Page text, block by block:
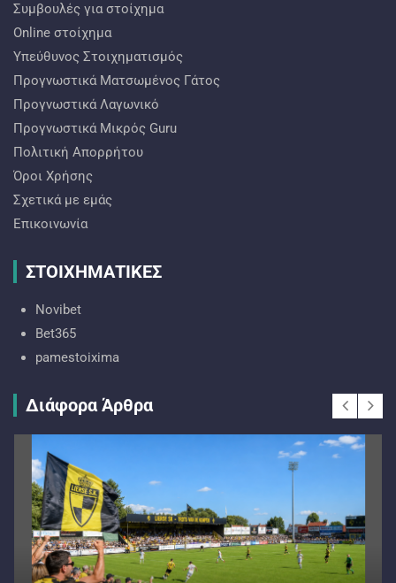
Συμβουλές για στοίχημα
Online στοίχημα
Υπεύθυνος Στοιχηματισμός
Προγνωστικά Ματσωμένος Γάτος
Προγνωστικά Λαγωνικό
Προγνωστικά Mικρός Guru
Πολιτική Απορρήτου
Όροι Χρήσης
Σχετικά με εμάς
Επικοινωνία
ΣΤΟΙΧΗΜΑΤΙΚΕΣ
Novibet
Bet365
pamestoixima
Διάφορα Άρθρα